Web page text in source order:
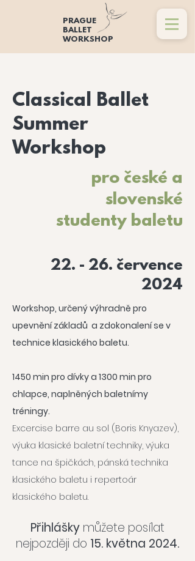
PRAGUE
BALLET
WORKSHOP
Classical Ballet
Summer
Workshop
pro české a
slovenské
studenty baletu
22. - 26. července
2024
Workshop, určený výhradně pro
upevnění základů a zdokonalení se v
technice klasického baletu.
1450 min pro dívky a 1300 min pro
chlapce, naplněných baletnímy
tréningy.
Excercise barre au sol (Boris Knyazev),
výuka klasické baletní techniky, výuka
tance na špičkách, pánská technika
klasického baletu i repertoár
klasického baletu.
Přihláškymůžete posílat
nejpozději do 15. května 2024.